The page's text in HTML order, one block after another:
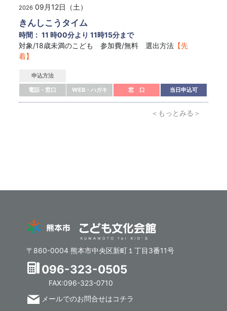
2026 09月12日（土）
きんしこうタイム
時間： 11 時00分より 11時15分まで
対象/18歳未満のこども 参加費/無料 選出方法 【先
着】
申込方法
電話・窓口
WEB・ハガキ 窓 口 当日申込可
＜もっとみる＞
〒860-0004 熊本市中央区新町１丁目3番11号
096-323-0505
FAX:096-323-0710
メールでのお問合せはコチラ